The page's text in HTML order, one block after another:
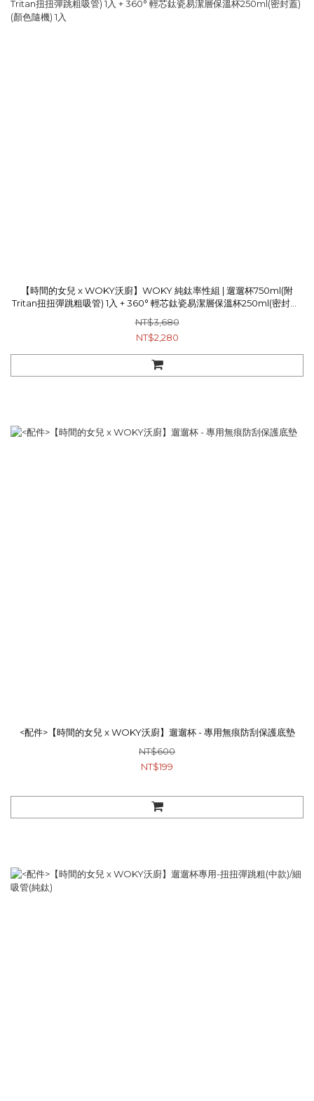
【時間的女兒 x WOKY沃廚】WOKY 純鈦率性組 | 遛遛杯750ml(附
Tritan扭扭彈跳粗吸管) 1入 + 360° 輕芯鈦瓷易潔層保溫杯250ml(密封蓋)
(顏色隨機) 1入
NT$3,680
NT$2,280
<配件>【時間的女兒 x WOKY沃廚】遛遛杯 - 專用無痕防刮保護底墊
NT$600
NT$199